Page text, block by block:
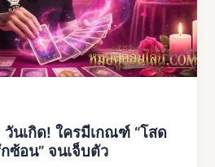
วันเกิด! ใครมีเกณฑ์ “โสด
ซ้อน” จนเจ็บตัว